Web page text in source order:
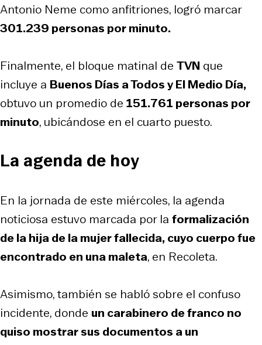
Antonio Neme como anfitriones, logró marcar
301.239 personas por minuto.
Finalmente, el bloque matinal de TVN que
incluye a Buenos Días a Todos y El Medio Día,
obtuvo un promedio de 151.761 personas por
minuto, ubicándose en el cuarto puesto.
La agenda de hoy
En la jornada de este miércoles, la agenda
noticiosa estuvo marcada por la formalización
de la hija de la mujer fallecida, cuyo cuerpo fue
encontrado en una maleta, en Recoleta.
Asimismo, también se habló sobre el confuso
incidente, donde un carabinero de franco no
quiso mostrar sus documentos a un